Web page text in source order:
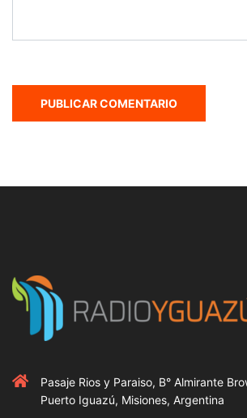
Pasaje Rios y Paraiso, B° Almirante
Puerto Iguazú, Misiones, Argentina